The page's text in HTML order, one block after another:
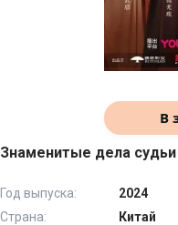
В
Знаменитые дела
Год выпуска:
2024
Страна:
Китай